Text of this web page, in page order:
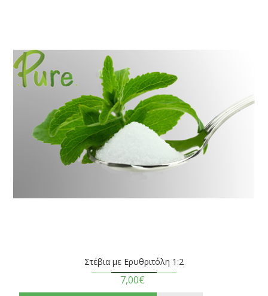
Στέβια με Ερυθριτόλη 1:2
7,00€